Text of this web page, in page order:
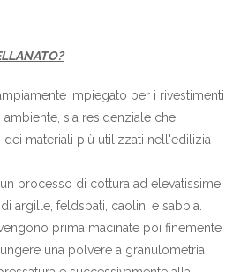
impiegato per i rivestimenti
sia residenziale che
materiali più utilizzati nell'edilizia
processo di cottura ad elevatissime
argille, feldspati, caolini e sabbia.
prima macinate poi finemente
una polvere a granulometria